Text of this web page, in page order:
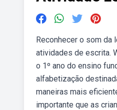
Reconhecer o som da
atividades de escrita.
o 1º ano do ensino
alfabetização
maneiras mais
importante que as